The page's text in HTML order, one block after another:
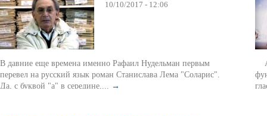
10/10/2017 - 12:06
В давние еще времена именно Рафаил Нудельман первым
перевел на русский язык роман Станислава Лема "Соларис".
Да, с буквой "а" в середине,... →
А